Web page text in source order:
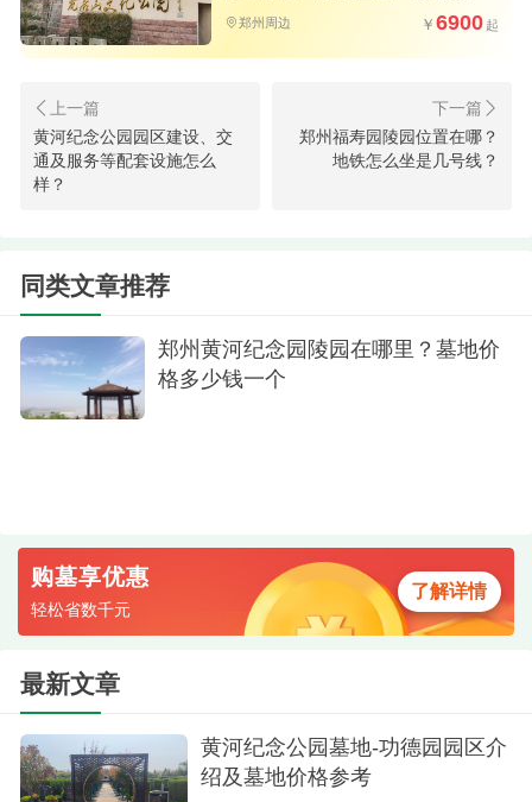
以郑州黄河纪念公园为例，该陵园积极响应国
家殡葬改革政策，推出了免费的节地生态花坛葬服
务，将骨灰安葬于精心打造的花坛景观中，让逝者
长眠于鲜花绿植之间。这种创新的安葬模式不仅降
充分展现了现代殡葬文化的人文关怀和生态智慧。
郑州周边 6900
黄河纪念公园园区建设、交
通及服务等配套设施怎么
样？
郑州福寿园陵园位置在哪？
地铁怎么坐是几号线？
同类文章推荐
郑州黄河纪念园陵园在哪里？墓地价
格多少钱一个
购墓享优惠
轻松省数千元
了解详情
最新文章
黄河纪念公园墓地-功德园园区介
绍及墓地价格参考